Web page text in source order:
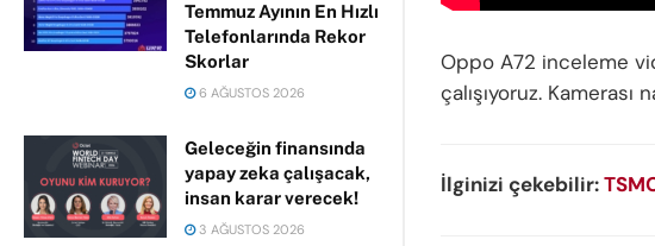
Temmuz Ayının En Hızlı
Telefonlarında Rekor
Skorlar
6 AĞUSTOS 2026
Geleceğin finansında
yapay zeka çalışacak,
insan karar verecek!
3 AĞUSTOS 2026
Oppo A72 inceleme
çalışıyoruz. Kamerası
İlginizi çekebilir: